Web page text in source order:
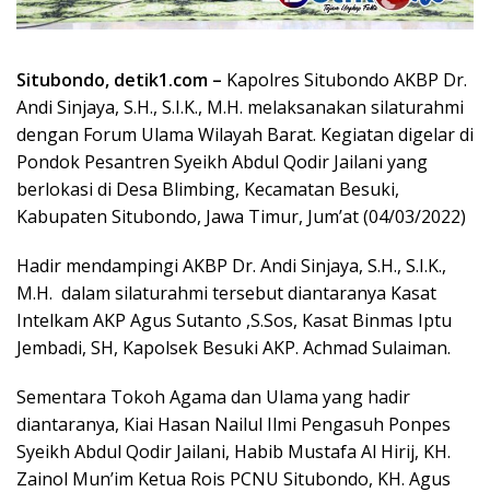
Situbondo, detik1.com – Kapolres Situbondo AKBP Dr.
Andi Sinjaya, S.H., S.I.K., M.H. melaksanakan silaturahmi
dengan Forum Ulama Wilayah Barat. Kegiatan digelar di
Pondok Pesantren Syeikh Abdul Qodir Jailani yang
berlokasi di Desa Blimbing, Kecamatan Besuki,
Kabupaten Situbondo, Jawa Timur, Jum’at (04/03/2022)
Hadir mendampingi AKBP Dr. Andi Sinjaya, S.H., S.I.K.,
M.H. dalam silaturahmi tersebut diantaranya Kasat
Intelkam AKP Agus Sutanto ,S.Sos, Kasat Binmas Iptu
Jembadi, SH, Kapolsek Besuki AKP. Achmad Sulaiman.
Sementara Tokoh Agama dan Ulama yang hadir
diantaranya, Kiai Hasan Nailul Ilmi Pengasuh Ponpes
Syeikh Abdul Qodir Jailani, Habib Mustafa Al Hirij, KH.
Zainol Mun’im Ketua Rois PCNU Situbondo, KH. Agus